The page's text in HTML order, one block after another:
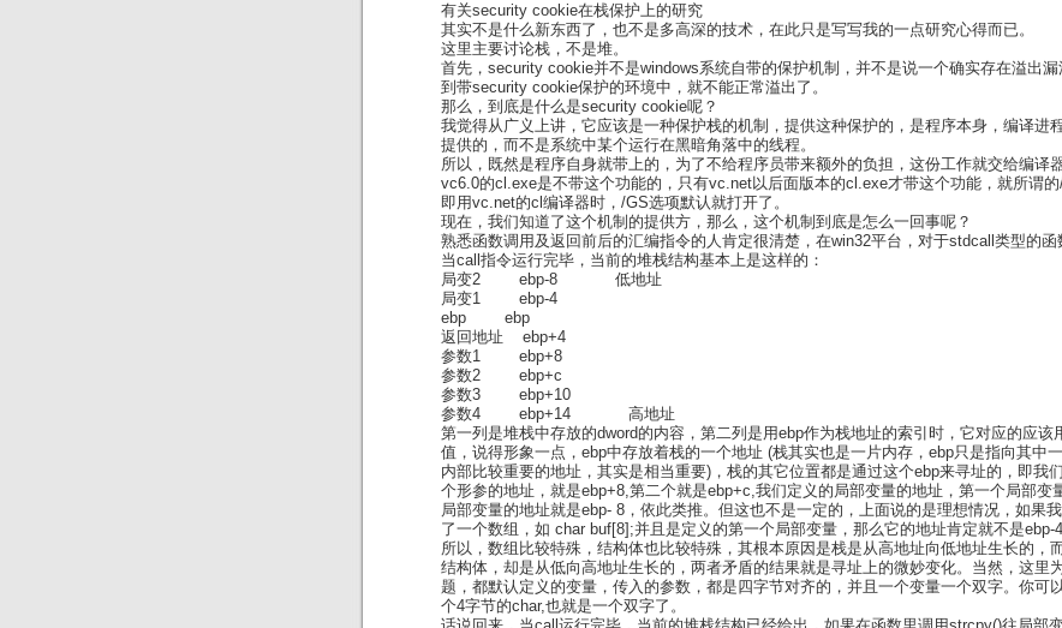
有关security cookie在栈保护上的研究
其实不是什么新东西了，也不是多高深的技术，在此只是写写我的一点研究心得而已。
这里主要讨论栈，不是堆。
首先，security cookie并不是windows系统自带的保护机制，并不是说一个确实存在溢出
到带security cookie保护的环境中，就不能正常溢出了。
那么，到底是什么是security cookie呢？
我觉得从广义上讲，它应该是一种保护栈的机制，提供这种保护的，是程序本身，编译进
提供的，而不是系统中某个运行在黑暗角落中的线程。
所以，既然是程序自身就带上的，为了不给程序员带来额外的负担，这份工作就交给编译
vc6.0的cl.exe是不带这个功能的，只有vc.net以后面版本的cl.exe才带这个功能，就所谓的/
即用vc.net的cl编译器时，/GS选项默认就打开了。
现在，我们知道了这个机制的提供方，那么，这个机制到底是怎么一回事呢？
熟悉函数调用及返回前后的汇编指令的人肯定很清楚，在win32平台，对于stdcall类型的函
当call指令运行完毕，当前的堆栈结构基本上是这样的：
局变2 ebp-8 低地址
局变1 ebp-4
ebp ebp
返回地址 ebp+4
参数1 ebp+8
参数2 ebp+c
参数3 ebp+10
参数4 ebp+14 高地址
第一列是堆栈中存放的dword的内容，第二列是用ebp作为栈地址的索引时，它对应的应该
值，说得形象一点，ebp中存放着栈的一个地址 (栈其实也是一片内存，ebp只是指向其中
内部比较重要的地址，其实是相当重要)，栈的其它位置都是通过这个ebp来寻址的，即我
个形参的地址，就是ebp+8,第二个就是ebp+c,我们定义的局部变量的地址，第一个局部变
局部变量的地址就是ebp- 8，依此类推。但这也不是一定的，上面说的是理想情况，如果
了一个数组，如 char buf[8];并且是定义的第一个局部变量，那么它的地址肯定就不是ebp-
所以，数组比较特殊，结构体也比较特殊，其根本原因是栈是从高地址向低地址生长的，
结构体，却是从低向高地址生长的，两者矛盾的结果就是寻址上的微妙变化。当然，这里
题，都默认定义的变量，传入的参数，都是四字节对齐的，并且一个变量一个双字。你可
个4字节的char,也就是一个双字了。